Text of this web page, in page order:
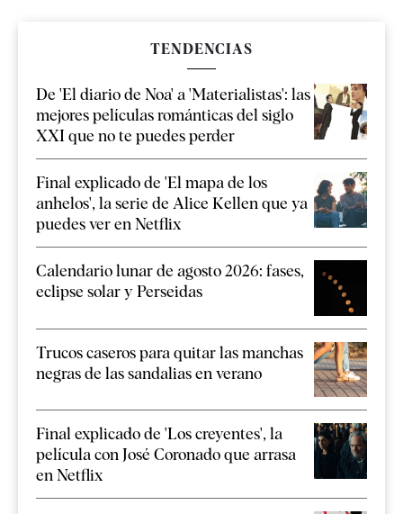
TENDENCIAS
De 'El diario de Noa' a 'Materialistas': las
mejores películas románticas del siglo
XXI que no te puedes perder
Final explicado de 'El mapa de los
anhelos', la serie de Alice Kellen que ya
puedes ver en Netflix
Calendario lunar de agosto 2026: fases,
eclipse solar y Perseidas
Trucos caseros para quitar las manchas
negras de las sandalias en verano
Final explicado de 'Los creyentes', la
película con José Coronado que arrasa
en Netflix